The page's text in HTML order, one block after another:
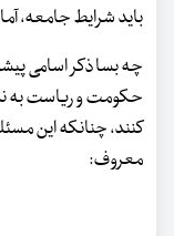
باید شرایط جامعه،
چه بسا ذکر اسامی
حکومت و ریاست به
کنند، چنانکه این
معروف: